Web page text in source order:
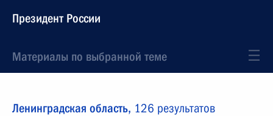
Президент России
Материалы по выбранной теме
Ленинградская область, 126 результатов